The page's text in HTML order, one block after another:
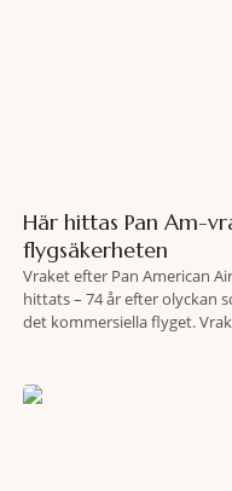
Här hittas Pan Am-
flygsäkerheten
Vraket efter Pan American
hittats – 74 år efter olyckan
det kommersiella flyget.
lokaliserades den 2 juni i år